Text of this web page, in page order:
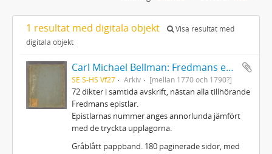
1 resultat med digitala objekt
Visa resultat med
digitala objekt
Carl Michael Bellman: Fredmans epistlar m.m.
SE S-HS Vf27 Arkiv [mellan 1770 och 1790?]
72 dikter i samtida avskrift, nästan alla tillhörande
Fredmans epistlar.
Epistlarnas nummer anges annorlunda jämfört
med de tryckta upplagorna.
Gråblått pappband. 180 paginerade sidor, med